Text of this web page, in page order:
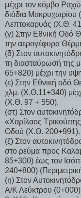
μέχρι τον κόμβο
διόδια Μακρυχωρίου
Λεπτοκαρυάς (Χ.Θ.
(γ) Στην Εθνική Οδό
την αερογέφυρα
(δ) Στον
τη διασταύρωσή της
65+820) μέχρι την
(ε) Στην Εθνική οδό
χλμ. (Χ.Θ.11+340)
(Χ.Θ. 97 + 550).
(στ) Στον
«Χαρίλαος
Οδού (Χ.Θ. 200+991).
(ζ) Στον
στο ρεύμα προς
85+300) έως τον
240+800)
(η) Στον
Α/Κ Λεύκτρου